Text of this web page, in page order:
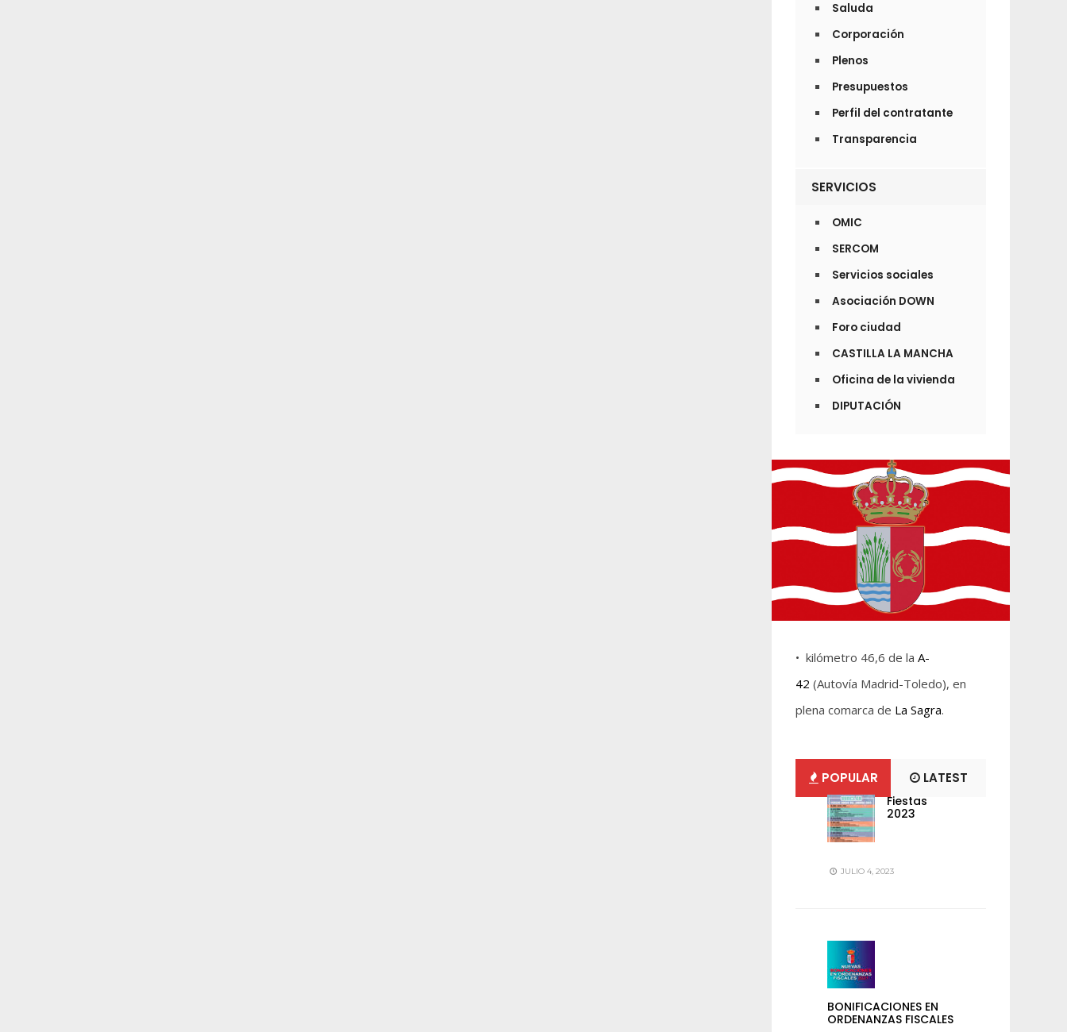
Saluda
Corporación
Plenos
Presupuestos
Perfil del contratante
Transparencia
SERVICIOS
OMIC
SERCOM
Servicios sociales
Asociación DOWN
Foro ciudad
CASTILLA LA MANCHA
Oficina de la vivienda
DIPUTACIÓN
• kilómetro 46,6 de la A-
42 (Autovía Madrid-Toledo), en
plena comarca de La Sagra.
POPULAR LATEST
Fiestas
2023
JULIO 4, 2023
BONIFICACIONES EN
ORDENANZAS FISCALES